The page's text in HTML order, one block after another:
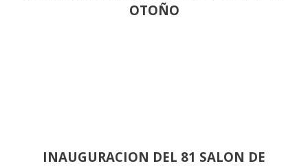
OTOÑO
INAUGURACION DEL 81 SALON DE